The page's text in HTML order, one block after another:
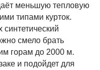
меньшую тепловую
типами курток.
синтетический
смело брать
горам до 2000 м.
и подойдет для